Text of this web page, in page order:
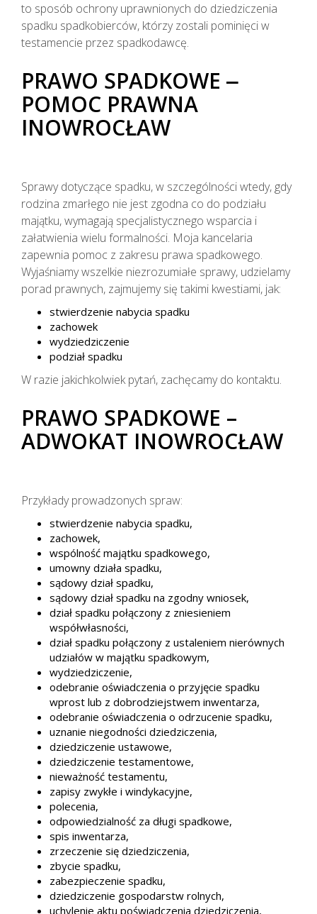
to sposób ochrony uprawnionych do dziedziczenia
spadku spadkobierców, którzy zostali pominięci w
testamencie przez spadkodawcę.
PRAWO SPADKOWE ‒
POMOC PRAWNA
INOWROCŁAW
Sprawy dotyczące spadku, w szczególności wtedy, gdy
rodzina zmarłego nie jest zgodna co do podziału
majątku, wymagają specjalistycznego wsparcia i
załatwienia wielu formalności. Moja kancelaria
zapewnia pomoc z zakresu prawa spadkowego.
Wyjaśniamy wszelkie niezrozumiałe sprawy, udzielamy
porad prawnych, zajmujemy się takimi kwestiami, jak:
stwierdzenie nabycia spadku
zachowek
wydziedziczenie
podział spadku
W razie jakichkolwiek pytań, zachęcamy do kontaktu.
PRAWO SPADKOWE –
ADWOKAT INOWROCŁAW
Przykłady prowadzonych spraw:
stwierdzenie nabycia spadku,
zachowek,
wspólność majątku spadkowego,
umowny działa spadku,
sądowy dział spadku,
sądowy dział spadku na zgodny wniosek,
dział spadku połączony z zniesieniem
współwłasności,
dział spadku połączony z ustaleniem nierównych
udziałów w majątku spadkowym,
wydziedziczenie,
odebranie oświadczenia o przyjęcie spadku
wprost lub z dobrodziejstwem inwentarza,
odebranie oświadczenia o odrzucenie spadku,
uznanie niegodności dziedziczenia,
dziedziczenie ustawowe,
dziedziczenie testamentowe,
nieważność testamentu,
zapisy zwykłe i windykacyjne,
polecenia,
odpowiedzialność za długi spadkowe,
spis inwentarza,
zrzeczenie się dziedziczenia,
zbycie spadku,
zabezpieczenie spadku,
dziedziczenie gospodarstw rolnych,
uchylenie aktu poświadczenia dziedziczenia,